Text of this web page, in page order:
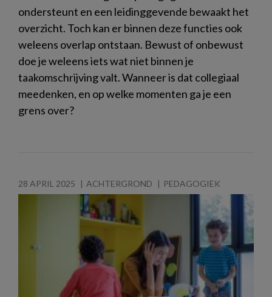
ondersteunt en een leidinggevende bewaakt het
overzicht. Toch kan er binnen deze functies ook
weleens overlap ontstaan. Bewust of onbewust
doe je weleens iets wat niet binnen je
taakomschrijving valt. Wanneer is dat collegiaal
meedenken, en op welke momenten ga je een
grens over?
28 APRIL 2025 ACHTERGROND PEDAGOGIEK